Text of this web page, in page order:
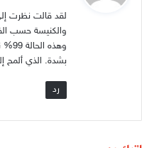
ل
لقد قالت نظرت
والكنيسة حسب
بشدة. الذي ألمح
رد